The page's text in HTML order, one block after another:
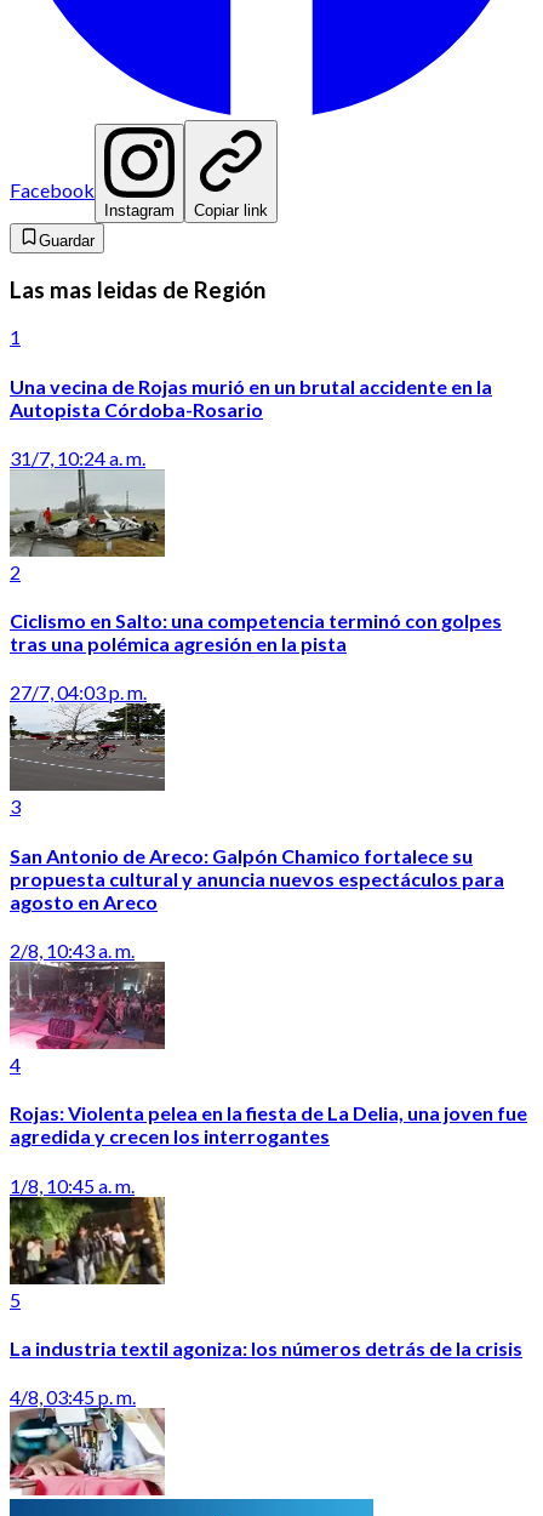
Facebook
Instagram
Copiar link
Guardar
Las mas leidas de Región
1
Una vecina de Rojas murió en un brutal accidente en la
Autopista Córdoba-Rosario
31/7, 10:24 a. m.
2
Ciclismo en Salto: una competencia terminó con golpes
tras una polémica agresión en la pista
27/7, 04:03 p. m.
3
San Antonio de Areco: Galpón Chamico fortalece su
propuesta cultural y anuncia nuevos espectáculos para
agosto en Areco
2/8, 10:43 a. m.
4
Rojas: Violenta pelea en la fiesta de La Delia, una joven fue
agredida y crecen los interrogantes
1/8, 10:45 a. m.
5
La industria textil agoniza: los números detrás de la crisis
4/8, 03:45 p. m.